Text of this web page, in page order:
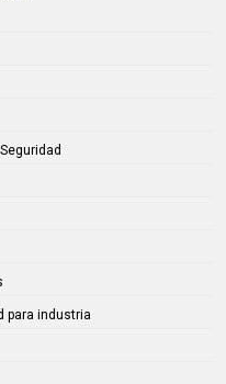
para industria